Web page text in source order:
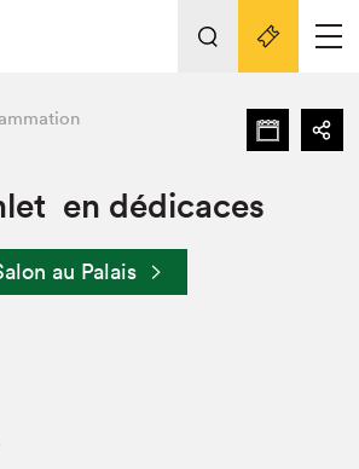
visite au Salon
Nos activités
et en ligne
en dédicaces
au Palais